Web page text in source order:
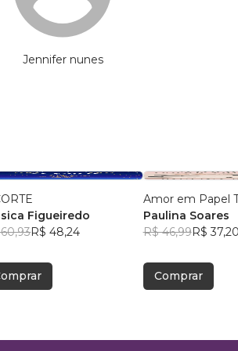
Jennifer nunes
Figueiredo
R$ 48,24
Amor em Papel
Paulina Soares
R$ 46,99R$ 37,20
Comprar